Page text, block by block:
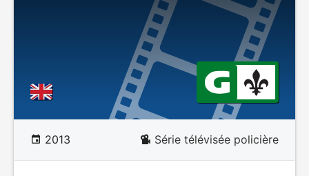
2013 Série télévisée policière